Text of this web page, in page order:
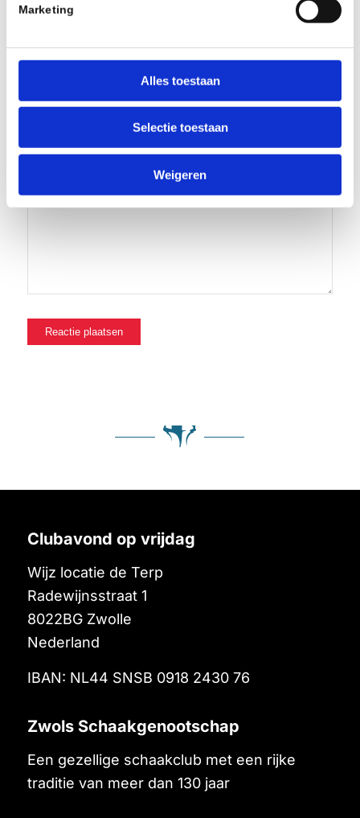
Marketing
Alles toestaan
Selectie toestaan
Weigeren
E-mail*
Site
Mijn naam, e-mail en site opslaan in deze browser voor de
volgende keer wanneer ik een reactie plaats.
Clubavond op vrijdag
Wijz locatie de Terp
Radewijnsstraat 1
8022BG Zwolle
Nederland
IBAN: NL44 SNSB 0918 2430 76
Zwols Schaakgenootschap
Een gezellige schaakclub met een rijke
traditie van meer dan 130 jaar